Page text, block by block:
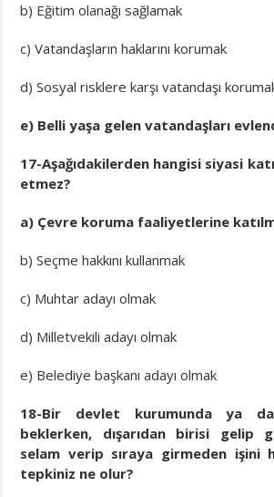
b) Eğitim olanağı sağlamak
c) Vatandaşların haklarını korumak
d) Sosyal risklere karşı vatandaşı
e) Belli yaşa gelen vatandaşları
17-Aşağıdakilerden hangisi siyasi
etmez?
a) Çevre koruma faaliyetlerine
b) Seçme hakkını kullanmak
c) Muhtar adayı olmak
d) Milletvekili adayı olmak
e) Belediye başkanı adayı olmak
18-Bir devlet kurumunda ya
beklerken, dışarıdan birisi gelip
selam verip sıraya girmeden işini
tepkiniz ne olur?